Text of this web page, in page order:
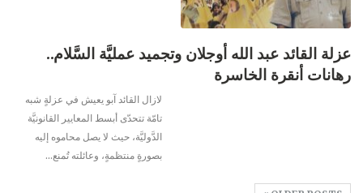
عزلة القائد عبد الله أوجلان وتجميد عمليَّة السَّلام..
رهانات أنقرة الخاسرة
لازال القائد آبو يعيش في عزلةٍ شبه
تامّة تتحدّى أبسط المعايير القانونيَّة
الدَّوليَّة، حيث لا يصل محاموه إليه
بصورةٍ منتظمةٍ، وعائلته تُمنع…